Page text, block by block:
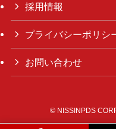
採用情報
プライバシーポリシ
お問い合わせ
© NISSINPDS